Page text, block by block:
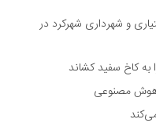
و شهرداری شهرکرد در
کاخ سفید کشاند
هوش مصنوعی